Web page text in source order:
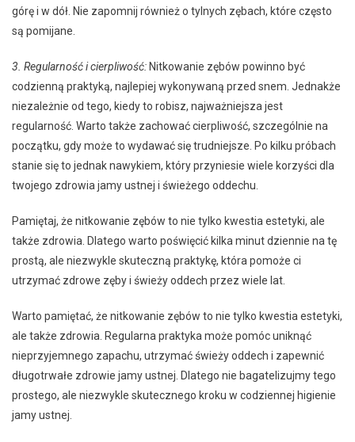
górę i w dół. Nie zapomnij również o tylnych zębach, które często
są pomijane.
3. Regularność i cierpliwość: Nitkowanie zębów powinno być
codzienną praktyką, najlepiej wykonywaną przed snem. Jednakże
niezależnie od tego, kiedy to robisz, najważniejsza jest
regularność. Warto także zachować cierpliwość, szczególnie na
początku, gdy może to wydawać się trudniejsze. Po kilku próbach
stanie się to jednak nawykiem, który przyniesie wiele korzyści dla
twojego zdrowia jamy ustnej i świeżego oddechu.
Pamiętaj, że nitkowanie zębów to nie tylko kwestia estetyki, ale
także zdrowia. Dlatego warto poświęcić kilka minut dziennie na tę
prostą, ale niezwykle skuteczną praktykę, która pomoże ci
utrzymać zdrowe zęby i świeży oddech przez wiele lat.
Warto pamiętać, że nitkowanie zębów to nie tylko kwestia estetyki,
ale także zdrowia. Regularna praktyka może pomóc uniknąć
nieprzyjemnego zapachu, utrzymać świeży oddech i zapewnić
długotrwałe zdrowie jamy ustnej. Dlatego nie bagatelizujmy tego
prostego, ale niezwykle skutecznego kroku w codziennej higienie
jamy ustnej.